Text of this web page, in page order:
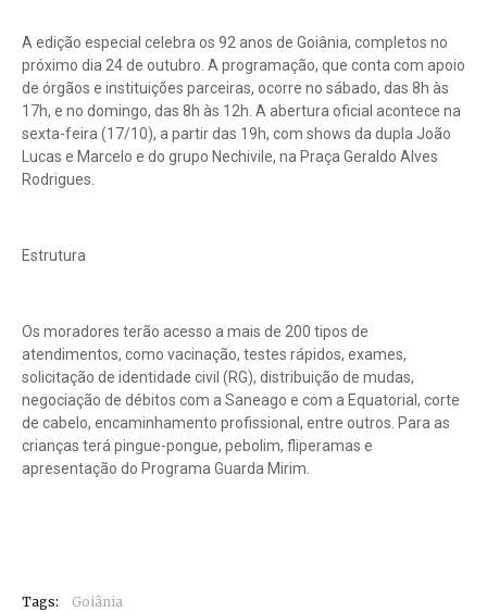
A edição especial celebra os 92 anos de Goiânia, completos no
próximo dia 24 de outubro. A programação, que conta com apoio
de órgãos e instituições parceiras, ocorre no sábado, das 8h às
17h, e no domingo, das 8h às 12h. A abertura oficial acontece na
sexta-feira (17/10), a partir das 19h, com shows da dupla João
Lucas e Marcelo e do grupo Nechivile, na Praça Geraldo Alves
Rodrigues.
Estrutura
Os moradores terão acesso a mais de 200 tipos de
atendimentos, como vacinação, testes rápidos, exames,
solicitação de identidade civil (RG), distribuição de mudas,
negociação de débitos com a Saneago e com a Equatorial, corte
de cabelo, encaminhamento profissional, entre outros. Para as
crianças terá pingue-pongue, pebolim, fliperamas e
apresentação do Programa Guarda Mirim.
Tags: Goiânia